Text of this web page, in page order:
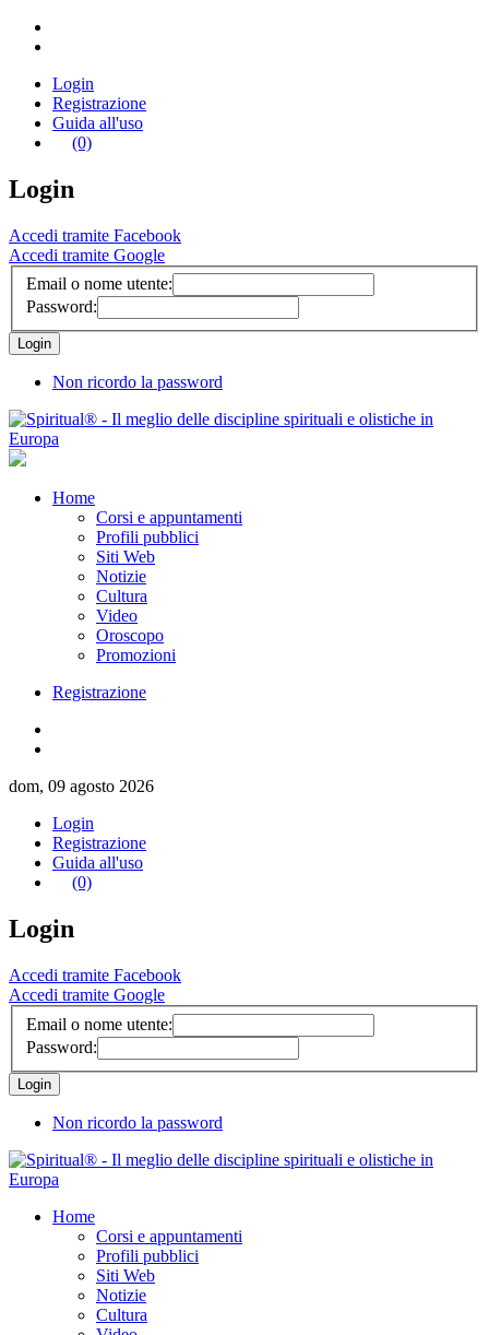
Login
Registrazione
Guida all'uso
(0)
Login
Accedi tramite Facebook
Accedi tramite Google
Email o nome utente:
Password:
Non ricordo la password
Home
Corsi e appuntamenti
Profili pubblici
Siti Web
Notizie
Cultura
Video
Oroscopo
Promozioni
Registrazione
dom, 09 agosto 2026
Login
Registrazione
Guida all'uso
(0)
Login
Accedi tramite Facebook
Accedi tramite Google
Email o nome utente:
Password:
Non ricordo la password
Home
Corsi e appuntamenti
Profili pubblici
Siti Web
Notizie
Cultura